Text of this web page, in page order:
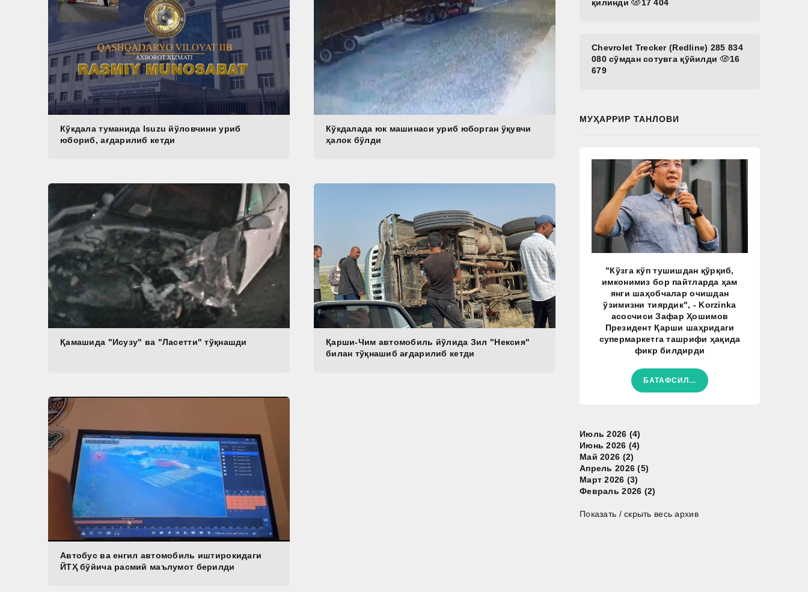
Кўкдала туманида Isuzu йўловчини уриб
юбориб, ағдарилиб кетди
Кўкдалада юк машинаси уриб юборган ўқувчи
ҳалок бўлди
Қамашида "Исузу" ва "Ласетти" тўқнашди
Қарши-Чим автомобиль йўлида Зил "Нексия"
билан тўқнашиб ағдарилиб кетди
Автобус ва енгил автомобиль иштирокидаги
ЙТҲ бўйича расмий маълумот берилди
қилинди
17 404
Chevrolet Trecker (Redline) 285 834
080 сўмдан сотувга қўйилди
16
679
МУҲАРРИР ТАНЛОВИ
"Кўзга кўп тушишдан қўрқиб,
имконимиз бор пайтларда ҳам
янги шаҳобчалар очишдан
ўзимизни тиярдик", - Korzinka
асосчиси Зафар Ҳошимов
Президент Қарши шаҳридаги
супермаркетга ташрифи ҳақида
фикр билдирди
БАТАФСИЛ...
Июль 2026 (4)
Июнь 2026 (4)
Май 2026 (2)
Апрель 2026 (5)
Март 2026 (3)
Февраль 2026 (2)
Показать / скрыть весь архив